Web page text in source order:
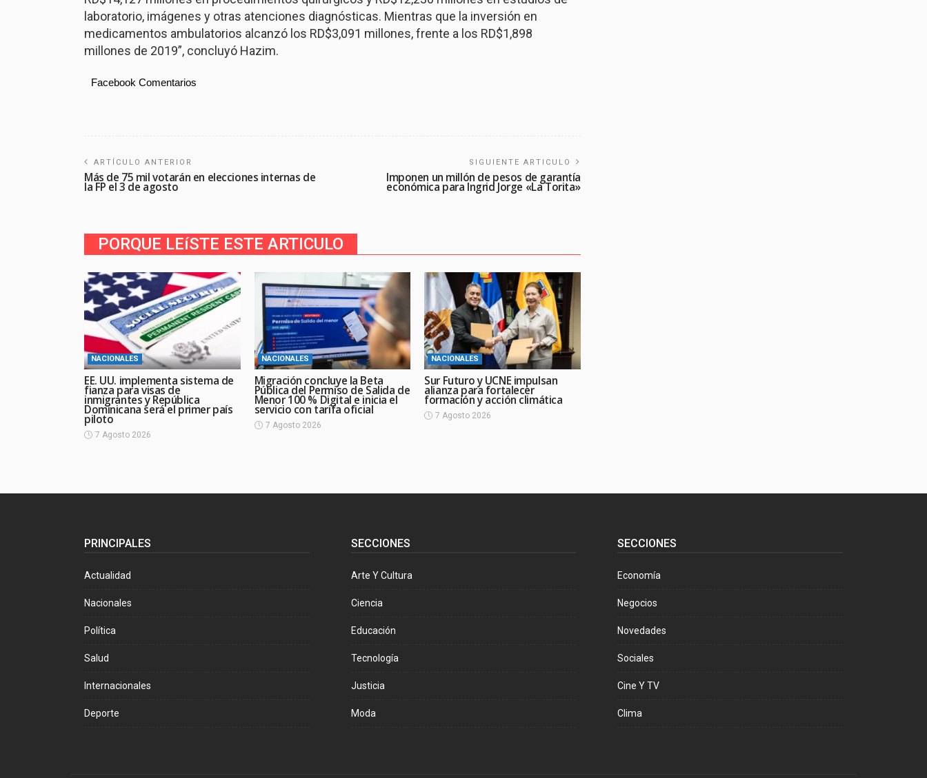
laboratorio, imágenes y otras atenciones diagnósticas. Mientras que la inversión en
medicamentos ambulatorios alcanzó los RD$3,091 millones, frente a los RD$1,898
millones de 2019”, concluyó Hazim.
Facebook Comentarios
ARTÍCULO ANTERIOR
Más de 75 mil votarán en elecciones internas de
la FP el 3 de agosto
SIGUIENTE ARTICULO
Imponen un millón de pesos de garantía
económica para Ingrid Jorge «La Torita»
PORQUE LEíSTE ESTE ARTICULO
NACIONALES
EE. UU. implementa sistema de
fianza para visas de
inmigrantes y República
Dominicana será el primer país
piloto
7 Agosto 2026
NACIONALES
Migración concluye la Beta
Pública del Permiso de Salida de
Menor 100 % Digital e inicia el
servicio con tarifa oficial
7 Agosto 2026
NACIONALES
Sur Futuro y UCNE impulsan
alianza para fortalecer
formación y acción climática
7 Agosto 2026
PRINCIPALES
Actualidad
Nacionales
Política
Salud
Internacionales
Deporte
SECCIONES
Arte Y Cultura
Ciencia
Educación
Tecnología
Justicia
Moda
SECCIONES
Economía
Negocios
Novedades
Sociales
Cine Y TV
Clima